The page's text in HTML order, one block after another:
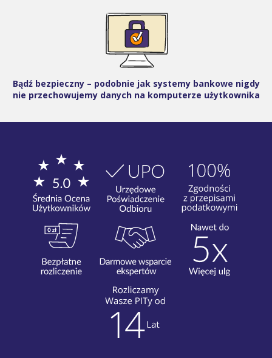
Bądź bezpieczny – podobnie jak systemy bankowe nigdy
nie przechowujemy danych na komputerze użytkownika